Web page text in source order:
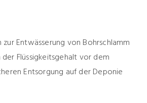
Entwässerung von Bohrschlamm
Flüssigkeitsgehalt vor dem
Entsorgung auf der Deponie